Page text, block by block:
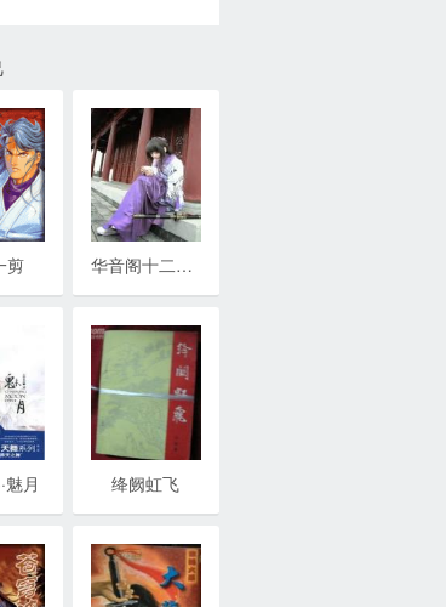
剪 华音阁十二月之花
魅月 绛阙虹飞